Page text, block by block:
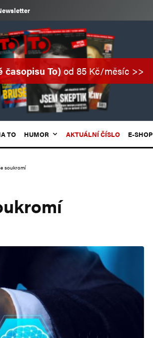
časopisu To)od 85 Kč/měsíc >>
TO HUMOR AKTUÁLNÍ ČÍSLO E-SHOP
soukromí